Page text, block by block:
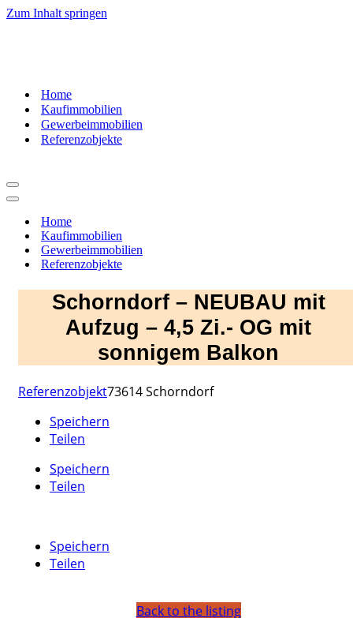
Zum Inhalt springen
Home
Kaufimmobilien
Gewerbeimmobilien
Referenzobjekte
Navigationsmenü
Navigationsmenü
Home
Kaufimmobilien
Gewerbeimmobilien
Referenzobjekte
Schorndorf – NEUBAU mit
Aufzug – 4,5 Zi.- OG mit
sonnigem Balkon
Referenzobjekt73614 Schorndorf
Speichern
Teilen
Speichern
Teilen
Speichern
Teilen
Back to the listing